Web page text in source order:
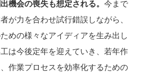
機会の喪失も想定される。 今まで
が力を合わせ試行錯誤しながら、
めの様々なアイディアを生み出し
は今後定年を迎えていき、若年作
作業プロセスを効率化するための